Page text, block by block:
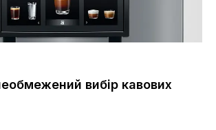
вибір кавових